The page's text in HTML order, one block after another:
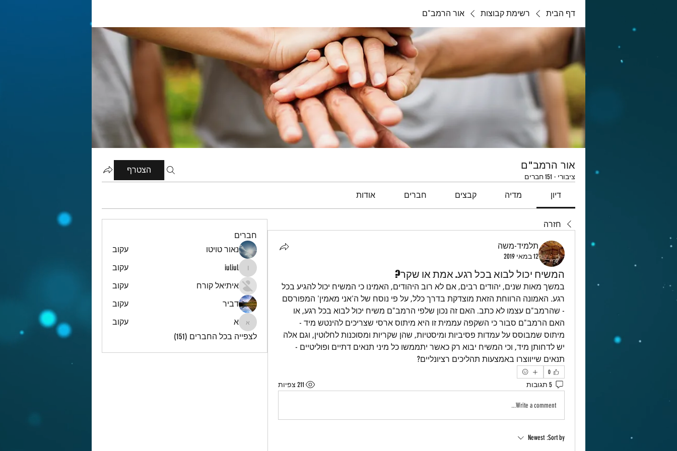
דף הבית רשימת קבוצות אור הרמב"ם
אור הרמב"ם
ציבורי · 151 חברים
הצטרף
דיון מדיה קבצים חברים אודות
חזרה
תלמיד-משה
12 במאי 2019
המשיח יכול לבוא בכל רגע. אמת או שקר?
תנאים שייווצרו באמצעות תהליכים רציונליים?
0
5 תגובות 211 צפיות
Write a comment...
Sort by:
Newest
חברים
נאור טויטו
עקוב
iuliul
iuliul
עקוב
איתיאל קורח
עקוב
דביר
עקוב
א
עקוב
לצפייה בכל החברים (151)